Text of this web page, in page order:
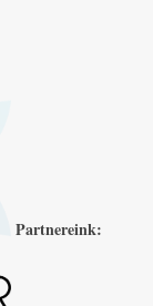
Partnereink: